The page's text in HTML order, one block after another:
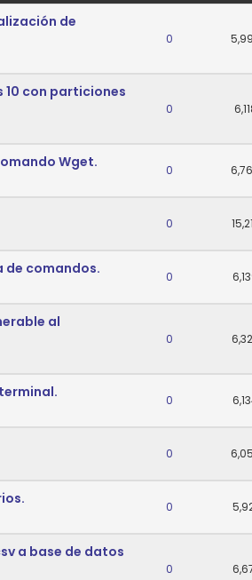
de
0
10 con particiones
0
Wget. 0
0
de comandos. 0
al
0
0
0
0
a base de datos
0